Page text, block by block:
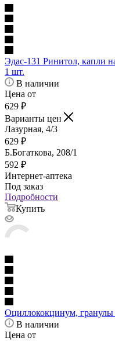
Эдас-131 Ринитол, капли
1 шт.
В наличии
Цена от
629 ₽
Варианты цен
Лазурная, 4/3
629 ₽
Б.Богаткова, 208/1
592 ₽
Интернет-аптека
Под заказ
Подробности
Купить
Оциллококцинум, гранулы
В наличии
Цена от